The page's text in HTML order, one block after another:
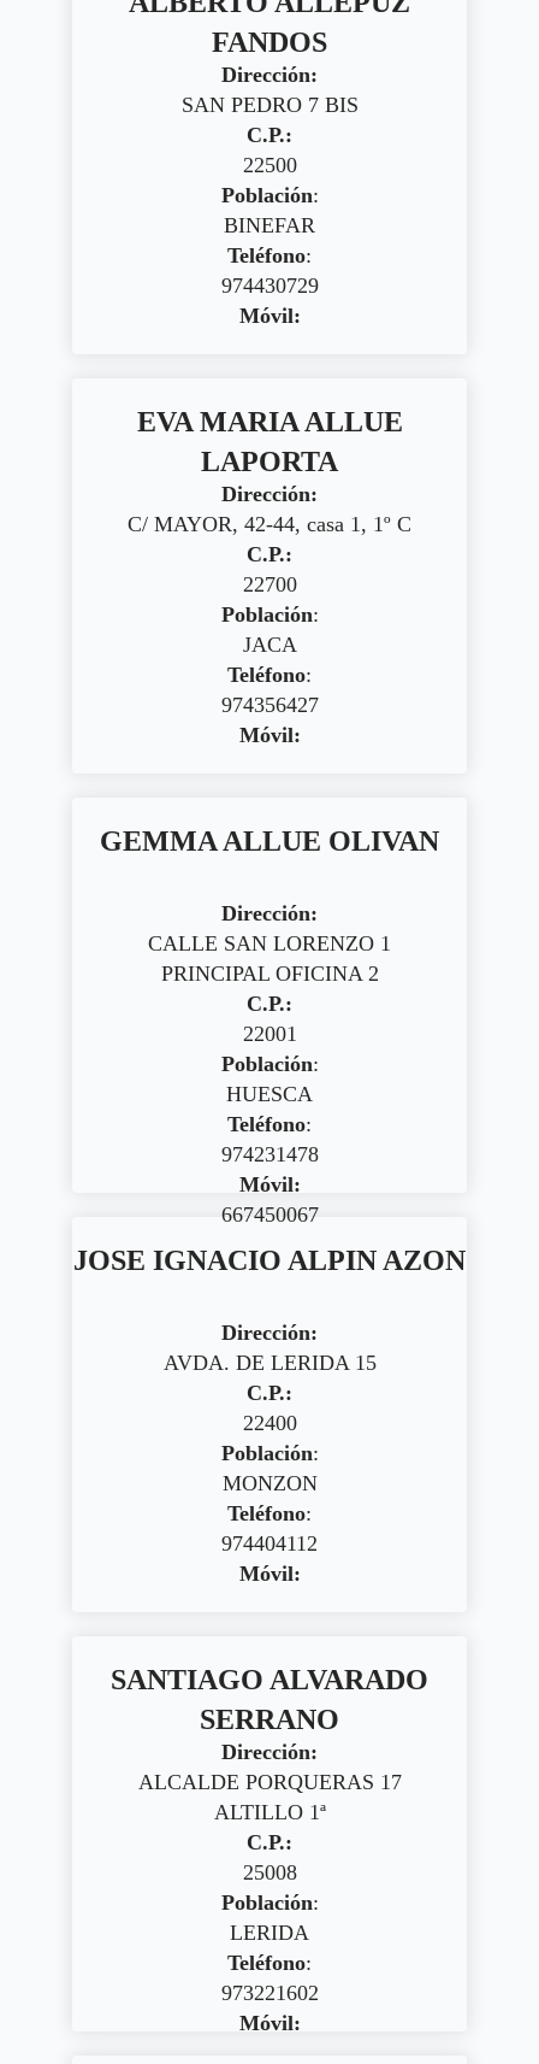
FANDOS
Dirección:
SAN PEDRO 7 BIS
C.P.:
22500
Población:
BINEFAR
Teléfono:
974430729
Móvil:
EVA MARIA ALLUE
LAPORTA
Dirección:
C/ MAYOR, 42-44, casa 1, 1º C
C.P.:
22700
Población:
JACA
Teléfono:
974356427
Móvil:
GEMMA ALLUE OLIVAN
Dirección:
CALLE SAN LORENZO 1
PRINCIPAL OFICINA 2
C.P.:
22001
Población:
HUESCA
Teléfono:
974231478
Móvil:
667450067
JOSE IGNACIO ALPIN AZON
Dirección:
AVDA. DE LERIDA 15
C.P.:
22400
Población:
MONZON
Teléfono:
974404112
Móvil:
SANTIAGO ALVARADO
SERRANO
Dirección:
ALCALDE PORQUERAS 17
ALTILLO 1ª
C.P.:
25008
Población:
LERIDA
Teléfono:
973221602
Móvil: